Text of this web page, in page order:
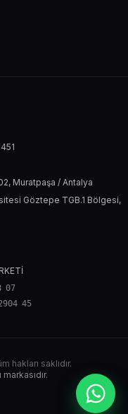
Muratpaşa / Antalya
Göztepe TGB.1 Bölgesi,
07
45
hakları saklıdır.